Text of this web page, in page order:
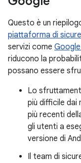
Questo è un
piattaforma di
servizi come
riducono la
possano essere
Lo
più difficile dai
più recenti
gli utenti a
versione di
Il team di